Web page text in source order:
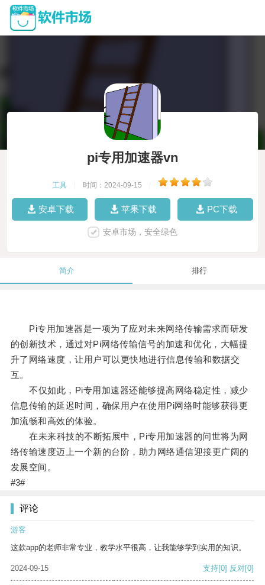
pi专用加速器vn
工具 时间：2024-09-15
安卓下载 苹果下载 PC下载
安卓市场，安全绿色
简介 排行
Pi专用加速器是一项为了应对未来网络传输需求而研发
的创新技术，通过对Pi网络传输信号的加速和优化，大幅提
升了网络速度，让用户可以更快地进行信息传输和数据交
互。
不仅如此，Pi专用加速器还能够提高网络稳定性，减少
信息传输的延迟时间，确保用户在使用Pi网络时能够获得更
加流畅和高效的体验。
在未来科技的不断拓展中，Pi专用加速器的问世将为网
络传输速度迈上一个新的台阶，助力网络通信迎接更广阔的
发展空间。
#3#
评论
游客
这款app的老师非常专业，教学水平很高，让我能够学到实用的知识。
2024-09-15 支持[0] 反对[0]